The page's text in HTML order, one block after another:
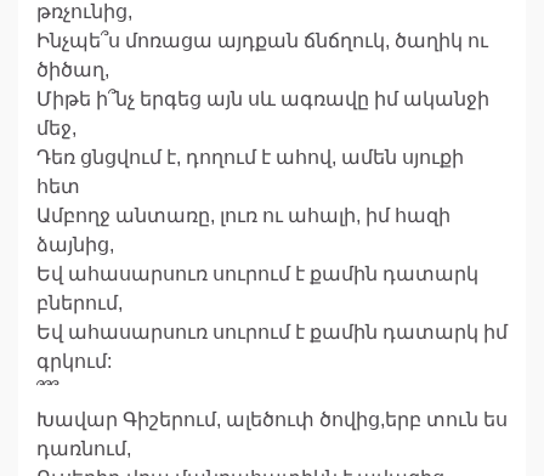
թռչունից,
Ինչպե՞ս մոռացա այդքան ճնճղուկ, ծաղիկ ու
ծիծաղ,
Միթե ի՞նչ երգեց այն սև ագռավը իմ ականջի
մեջ,
Դեռ ցնցվում է, դողում է ահով, ամեն սյուքի
հետ
Ամբողջ անտառը, լուռ ու ահալի, իմ հազի
ձայնից,
Եվ ահասարսուռ սուրում է քամին դատարկ
բներում,
Եվ ահասարսուռ սուրում է քամին դատարկ իմ
գրկում:
՞՞՞
Խավար Գիշերում, ալեծուփ ծովից,երբ տուն ես
դառնում,